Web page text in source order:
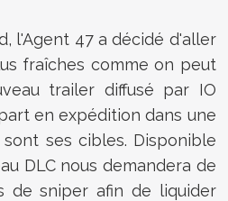
l'Agent 47 a décidé d'aller
fraîches comme on peut
trailer diffusé par IO
en expédition dans une
ses cibles. Disponible
DLC nous demandera de
de sniper afin de liquider